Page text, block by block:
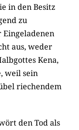
in den Besitz
zu
Eingeladenen
aus, weder
Kena,
weil sein
riechendem
den Tod als